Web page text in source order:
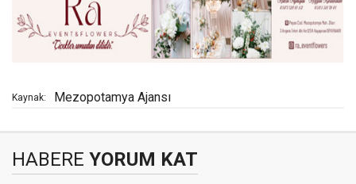
Kaynak: Mezopotamya Ajansı
HABERE YORUM KAT